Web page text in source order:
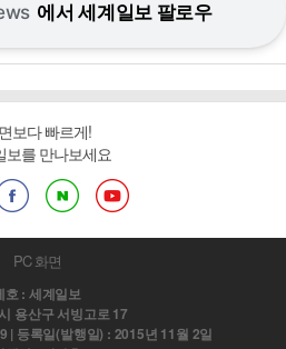
에서 세계일보 팔로우
보다 빠르게!
보를 만나보세요
PC 화면
호 : 세계일보
용산구 서빙고로 17
| 등록일(발행일) : 2015년 11월 2일